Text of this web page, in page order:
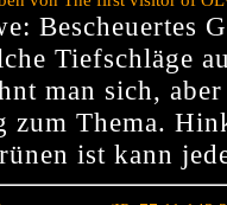
Bescheuertes
Tiefschläge
man sich,
zum Thema.
ist kann